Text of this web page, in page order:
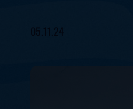
05.11.24